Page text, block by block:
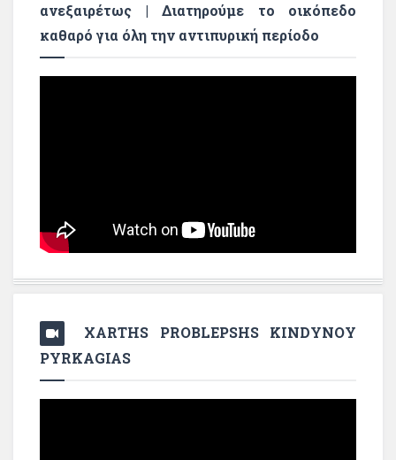
ανεξαιρέτως | Διατηρούμε το οικόπεδο
καθαρό για όλη την αντιπυρική περίοδο
XARTHS PROBLEPSHS KINDYNOY
PYRKAGIAS